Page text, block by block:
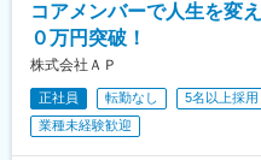
守谷駅、ゆめみ野駅、北
駅、内宿駅、柏の葉キャン
武動物公園駅、上板橋駅、
駅、川和町駅、雀宮駅、
里駅、栗橋駅、樅山駅、湯
コアメンバーで人生を変
０万円突破！
株式会社ＡＰ
正社員 転勤なし 5名以上採用
業種未経験歓迎